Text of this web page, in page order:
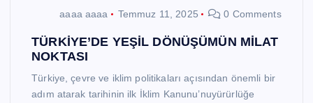
aaaa aaaa Temmuz 11, 2025 0 Comments
TÜRKİYE’DE YEŞİL DÖNÜŞÜMÜN MİLAT
NOKTASI
Türkiye, çevre ve iklim politikaları açısından önemli bir
adım atarak tarihinin ilk İklim Kanunu’nuyürürlüğe